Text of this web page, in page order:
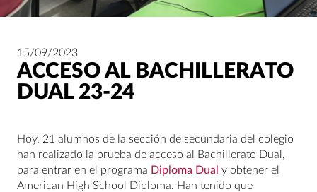
15/09/2023
ACCESO AL BACHILLERATO
DUAL 23-24
Hoy, 21 alumnos de la sección de secundaria del colegio
han realizado la prueba de acceso al Bachillerato Dual,
para entrar en el programa Diploma Dual y obtener el
American High School Diploma. Han tenido que